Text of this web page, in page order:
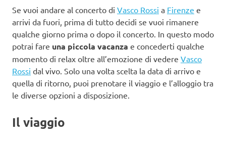
Se vuoi andare al concerto di Vasco Rossi a Firenze e
arrivi da fuori, prima di tutto decidi se vuoi rimanere
qualche giorno prima o dopo il concerto. In questo modo
potrai fare una piccola vacanza e concederti qualche
momento di relax oltre all’emozione di vedere Vasco
Rossi dal vivo. Solo una volta scelta la data di arrivo e
quella di ritorno, puoi prenotare il viaggio e l’alloggio tra
le diverse opzioni a disposizione.
Il viaggio